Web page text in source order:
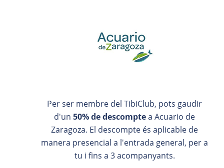
Per ser membre del TibiClub, pots gaudir
d'un 50% de descomptea Acuario de
Zaragoza. El descompte és aplicable de
manera presencial a l'entrada general, per a
tu i fins a 3 acompanyants.